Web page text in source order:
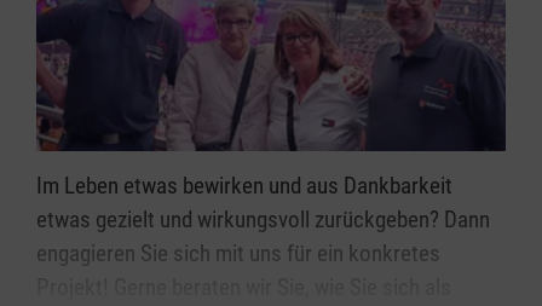
Im Leben etwas bewirken und aus Dankbarkeit
etwas gezielt und wirkungsvoll zurückgeben? Dann
engagieren Sie sich mit uns für ein konkretes